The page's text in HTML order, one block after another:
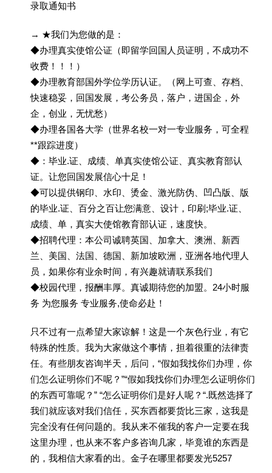
录取通知书
→ ★我们为您做的是：
◆办理真实使馆公证（即留学回国人员证明，不成功不
收费！！！）
◆办理教育部国外学位学历认证。（网上可查、存档、
快速稳妥，回国发展，考公务员，落户，进国企，外
企，创业，无忧愁）
◆办理各国各大学（世界名校一对一专业服务，可全程
**跟踪进度）
◆：毕业.证、成绩、单真实使馆公证、真实教育部认
证。让您回国发展信心十足！
◆可以提供钢印、水印、烫金、激光防伪、凹凸版、版
的毕业.证、百分之百让您满意、设计，印刷;毕业.证、
成绩、单，真实大使馆教育部认证，速度快。
◆招聘代理：本公司诚聘英国、加拿大、澳洲、新西
兰、美国、法国、德国、新加坡欧洲，亚洲各地代理人
员，如果你有业余时间，有兴趣就请联系我们
◆校园代理，报酬丰厚。真诚期待您的加盟。24小时服
务 为您服务 专业服务,使命必赴！
只不过有一点希望大家谅解！这是一个灰色行业，有它
特殊的性质。我为大家做这个事情，担着很重的法律责
任。有些朋友咨询半天，后问，“假如我找你们办理，你
们怎么证明你们不呢？”“假如我找你们办理怎么证明你们
的东西可靠呢？” “怎么证明你们是好人呢？“.既然选择了
我们就应该对我们信任，买东西都要货比三家，这我是
完全没有任何问题的。我从来不催我的客户一定要在我
这里办理，也从来不客户多咨询几家，毕竟谁的东西是
的，我相信大家看的出。金子在哪里都要发光5257